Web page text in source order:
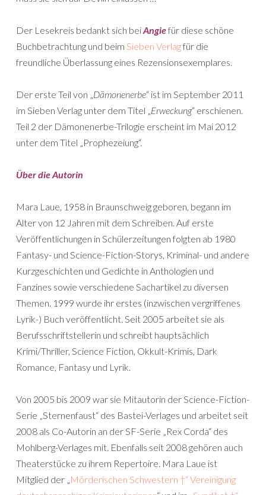
Der Lesekreis bedankt sich beiAngiefür diese schöne
Buchbetrachtung und beim Sieben Verlagfür die
freundliche Überlassung eines Rezensionsexemplares.
Der erste Teil von „Dämonenerbe“ ist im September 2011
im Sieben Verlag unter dem Titel „Erweckung“ erschienen.
Teil 2 der Dämonenerbe-Trilogie erscheint im Mai 2012
unter dem Titel „Prophezeiung“.
Über die Autorin
Mara Laue, 1958 in Braunschweig geboren, begann im
Alter von 12 Jahren mit dem Schreiben. Auf erste
Veröffentlichungen in Schülerzeitungen folgten ab 1980
Fantasy- und Science-Fiction-Storys, Kriminal- und andere
Kurzgeschichten und Gedichte in Anthologien und
Fanzines sowie verschiedene Sachartikel zu diversen
Themen. 1999 wurde ihr erstes (inzwischen vergriffenes
Lyrik-) Buch veröffentlicht. Seit 2005 arbeitet sie als
Berufsschriftstellerin und schreibt hauptsächlich
Krimi/Thriller, Science Fiction, Okkult-Krimis, Dark
Romance, Fantasy und Lyrik.
Von 2005 bis 2009 war sie Mitautorin der Science-Fiction-
Serie „Sternenfaust“ des Bastei-Verlages und arbeitet seit
2008 als Co-Autorin an der SF-Serie „Rex Corda“ des
Mohlberg-Verlages mit. Ebenfalls seit 2008 gehören auch
Theaterstücke zu ihrem Repertoire. Mara Laue ist
Mitglied der „Mörderischen Schwestern †“ Vereinigung